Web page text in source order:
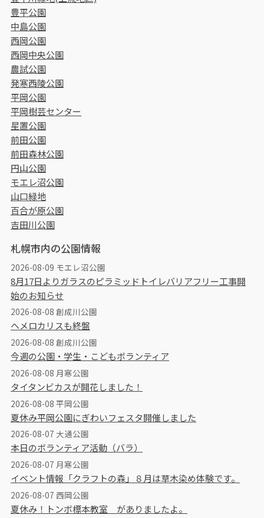
豊平公園
中島公園
西岡公園
西岡中央公園
農試公園
発寒西陵公園
平岡公園
平岡樹芸センター
星置公園
前田公園
前田森林公園
円山公園
モエレ沼公園
山口緑地
百合が原公園
吉田川公園
札幌市内の公園情報
2026-08-09 モエレ沼公園
8月17日よりガラスのピラミッドトイレバリアフリー工事開
始のお知らせ
2026-08-08 創成川公園
ヘメロカリスも終盤
2026-08-08 創成川公園
今週の公園・学生・こどもボランティア
2026-08-08 月寒公園
タイタンビカスが開花しました！
2026-08-08 平岡公園
夏休み平岡公園にぎわいフェスタ開催しました
2026-08-07 大通公園
本日のボランティア活動（バラ）
2026-08-07 月寒公園
イベント情報「クラフトの森」８月は草木染め体験です。
2026-08-07 西岡公園
夏休み！トンボ標本教室 がありましたよ。